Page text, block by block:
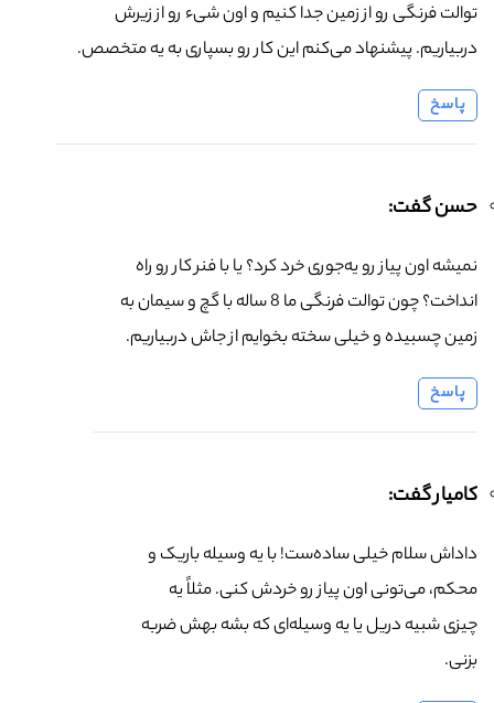
توالت فرنگی رو از زمین جدا کنیم و اون شیء رو از زیرش
دربیاریم. پیشنهاد می‌کنم این کار رو بسپاری به یه متخصص.
پاسخ
حسن گفت:
نمیشه اون پیاز رو یه‌جوری خرد کرد؟ یا با فنر کار رو راه
انداخت؟ چون توالت فرنگی ما 8 ساله با گچ و سیمان به
زمین چسبیده و خیلی سخته بخوایم از جاش دربیاریم.
پاسخ
کامیار گفت:
داداش سلام خیلی ساده‌ست! با یه وسیله باریک و
محکم، می‌تونی اون پیاز رو خردش کنی. مثلاً یه
چیزی شبیه دریل یا یه وسیله‌ای که بشه بهش ضربه
بزنی.